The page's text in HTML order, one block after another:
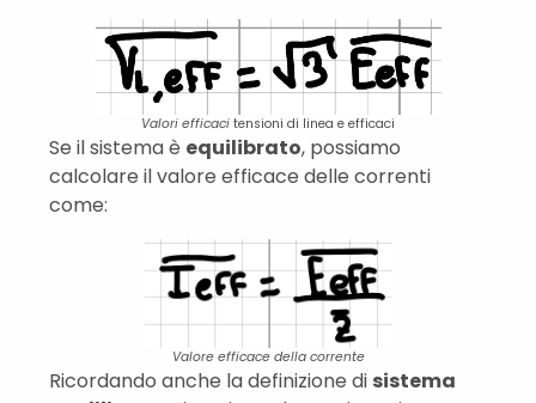
Valori efficaci tensioni di linea e efficaci
Se il sistema è equilibrato, possiamo
calcolare il valore efficace delle correnti
come:
Valore efficace della corrente
Ricordando anche la definizione di sistema